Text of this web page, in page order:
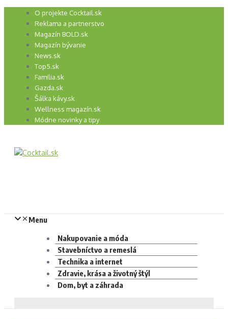
Preskočiť
O projekte Cocktail.sk
Reklama a partnerstvo
Magazín BOLD.sk
Magazín bývanie
News.sk
Top5.sk
Familia.sk
Gazda.sk
Šálka kávy.sk
Wellness magazín.sk
Módne novinky a tipy
Menu
Nakupovanie a móda
Stavebníctvo a remeslá
Technika a internet
Zdravie, krása a životný štýl
Dom, byt a záhrada